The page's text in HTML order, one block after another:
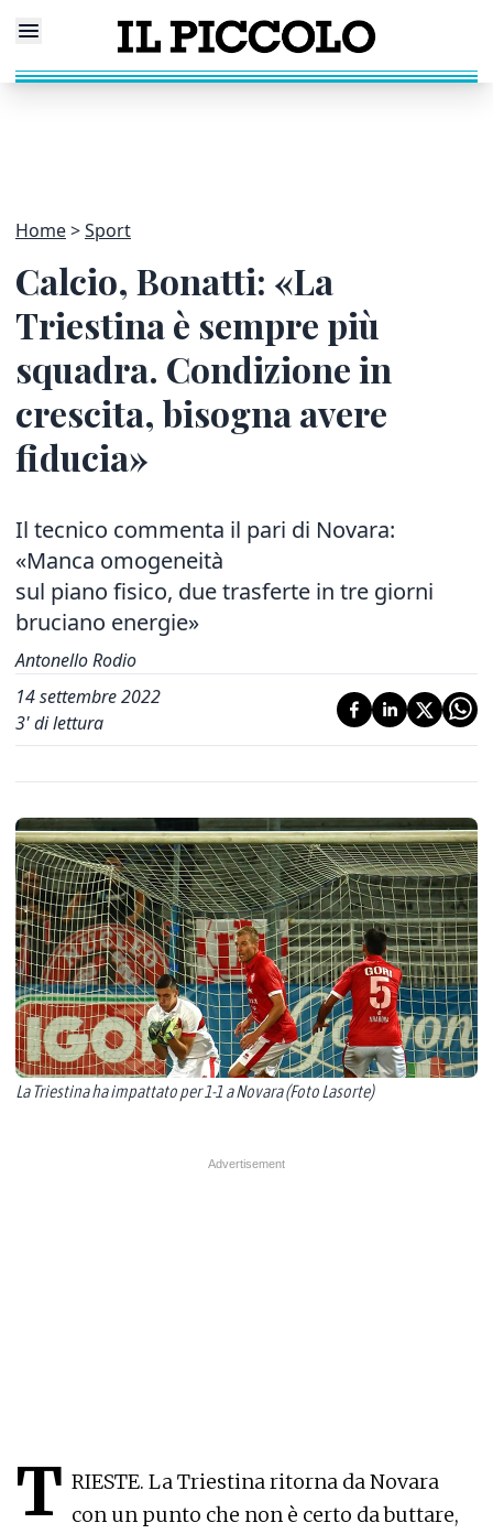
Home Sport
Calcio, Bonatti: «La
Triestina è sempre più
squadra. Condizione in
crescita, bisogna avere
fiducia»
Il tecnico commenta il pari di Novara:
«Manca omogeneità
sul piano fisico, due trasferte in tre giorni
bruciano energie»
Antonello Rodio
14 settembre 2022
3' di lettura
La Triestina ha impattato per 1-1 a Novara (Foto Lasorte)
T RIESTE. La Triestina ritorna da Novara
con un punto che non è certo da buttare,